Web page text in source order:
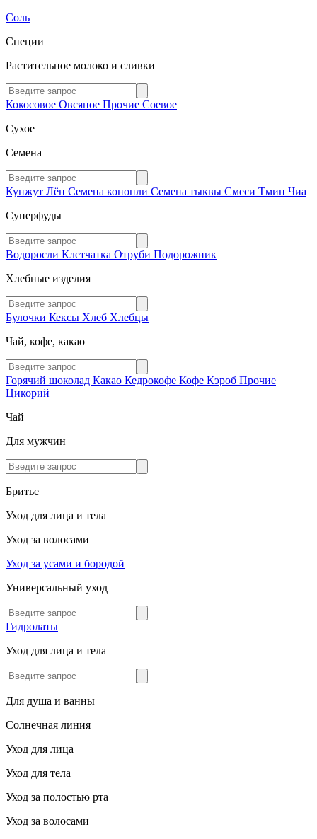
Соль
Специи
Растительное молоко и сливки
Кокосовое Овсяное Прочие Соевое
Сухое
Семена
Кунжут Лён Семена конопли Семена тыквы Смеси Тмин Чиа
Суперфуды
Водоросли Клетчатка Отруби Подорожник
Хлебные изделия
Булочки Кексы Хлеб Хлебцы
Чай, кофе, какао
Горячий шоколад Какао Кедрокофе Кофе Кэроб Прочие
Цикорий
Чай
Для мужчин
Бритье
Уход для лица и тела
Уход за волосами
Уход за усами и бородой
Универсальный уход
Гидролаты
Уход для лица и тела
Для душа и ванны
Солнечная линия
Уход для лица
Уход для тела
Уход за полостью рта
Уход за волосами